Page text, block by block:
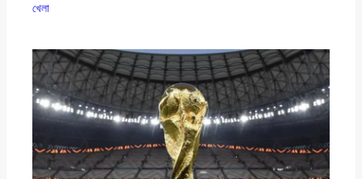
খেলা